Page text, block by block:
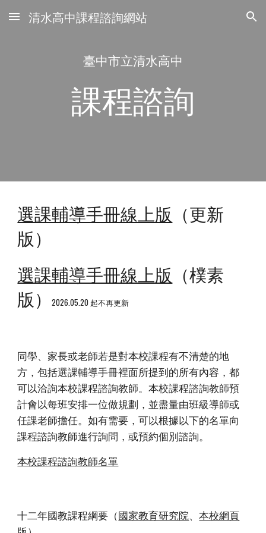
Skip to main content Skip to navigation
清水高中課程諮詢網站
臺中市立清水高中
課程諮詢
選課輔導手冊線上版 （更新
版）
選課輔導手冊線上版 （樸素
版）2026.05.20 起不再更新
同學、家長或老師若是對本校課程有不清楚的地
方，包括選課輔導手冊裡面所提到的所有內容，都
可以洽詢本校課程諮詢教師。本校課程諮詢教師預
計會以每班安排一位做規劃，並盡量由班級導師或
任課老師擔任。如有需要，可以根據以下的名單向
課程諮詢教師進行詢問，或預約個別諮詢。
本校課程諮詢教師名單
十二年國教課程綱要（國家教育研究院、本校網頁